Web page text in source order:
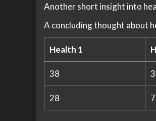
Another short insight into
A concluding thought about
Health 1
38
28